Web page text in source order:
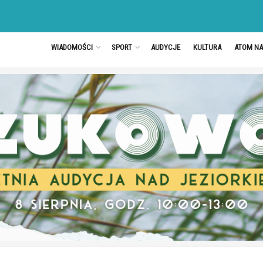
WIADOMOŚCI SPORT AUDYCJE KULTURA ATOM